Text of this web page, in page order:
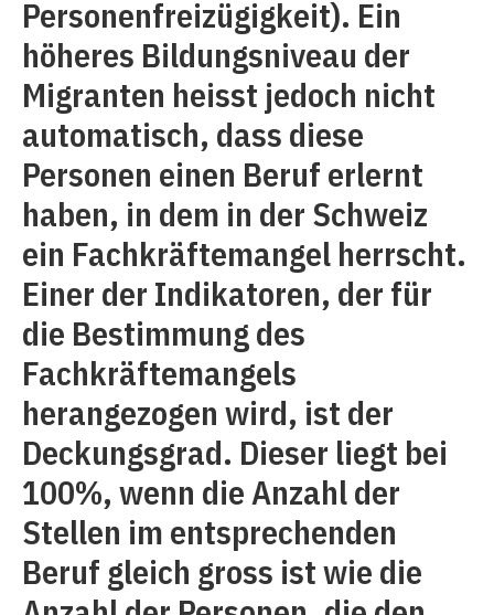
Personenfreizügigkeit). Ein
höheres Bildungsniveau der
Migranten heisst jedoch nicht
automatisch, dass diese
Personen einen Beruf erlernt
haben, in dem in der Schweiz
ein Fachkräftemangel herrscht.
Einer der Indikatoren, der für
die Bestimmung des
Fachkräftemangels
herangezogen wird, ist der
Deckungsgrad. Dieser liegt bei
100%, wenn die Anzahl der
Stellen im entsprechenden
Beruf gleich gross ist wie die